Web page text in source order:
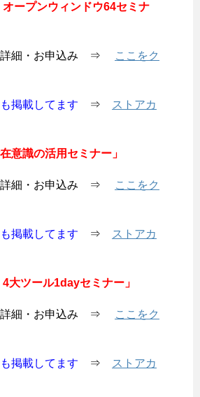
オープンウィンドウ64セミナ
細・お申込み ⇒
ここをク
掲載してます ⇒
ストアカ
意識の活用セミナー」
細・お申込み ⇒
ここをク
掲載してます ⇒
ストアカ
4大ツール1dayセミナー」
細・お申込み ⇒
ここをク
掲載してます ⇒
ストアカ